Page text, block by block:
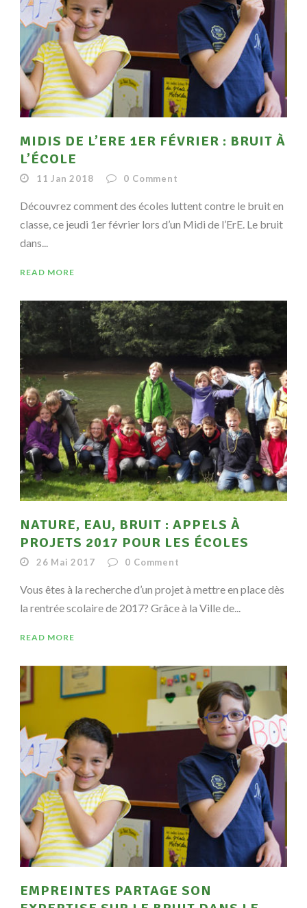
MIDIS DE L’ERE 1ER FÉVRIER : BRUIT À
L’ÉCOLE
11 Jan 2018 0 Comment
Découvrez comment des écoles luttent contre le bruit en
classe, ce jeudi 1er février lors d’un Midi de l’ErE. Le bruit
dans...
READ MORE
NATURE, EAU, BRUIT : APPELS À
PROJETS 2017 POUR LES ÉCOLES
26 Mai 2017 0 Comment
Vous êtes à la recherche d’un projet à mettre en place dès
la rentrée scolaire de 2017? Grâce à la Ville de...
READ MORE
EMPREINTES PARTAGE SON